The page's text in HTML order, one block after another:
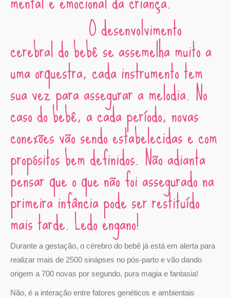
O desenvolvimento
cerebral do bebê se assemelha muito a
uma orquestra, cada instrumento tem
sua vez para assegurar a melodia. No
caso do bebê, a cada período, novas
conexões vão sendo estabelecidas e com
propósitos bem definidos. Não adianta
pensar que o que não foi assegurado na
primeira infância pode ser restituído
mais tarde. Ledo engano!
Durante a gestação, o cérebro do bebê já está em alerta para
realizar mais de 2500 sinápses no pós-parto e vão dando
origem a 700 novas por segundo, pura magia e fantasia!
Não, é a interação entre fatores genéticos e ambientais